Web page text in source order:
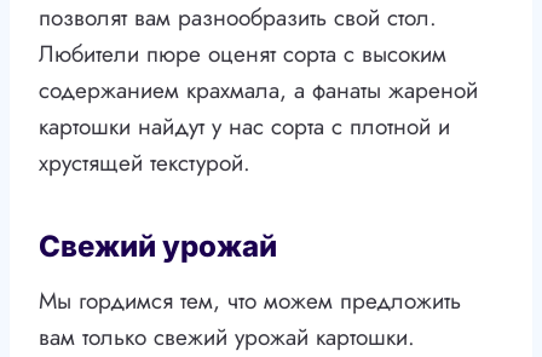
позволят вам разнообразить свой стол.
Любители пюре оценят сорта с высоким
содержанием крахмала, а фанаты жареной
картошки найдут у нас сорта с плотной и
хрустящей текстурой.
Свежий урожай
Мы гордимся тем, что можем предложить
вам только свежий урожай картошки.